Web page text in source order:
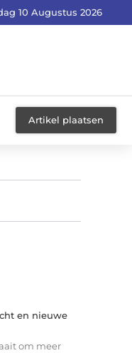
10 Augustus 2026
Artikel plaatsen
en nieuwe
om meer